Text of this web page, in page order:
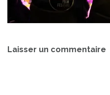
de
Laisser un commentaire